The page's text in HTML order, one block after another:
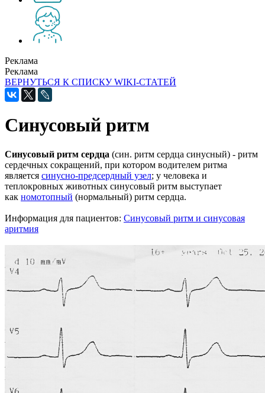
Реклама
Реклама
ВЕРНУТЬСЯ К СПИСКУ WIKI-СТАТЕЙ
Синусовый ритм
Синусовый ритм сердца (син. ритм сердца синусный) - ритм
сердечных сокращений, при котором водителем ритма
является синусно-предсердный узел; у человека и
теплокровных животных синусовый ритм выступает
как номотопный (нормальный) ритм сердца.
Информация для пациентов: Синусовый ритм и синусовая
аритмия